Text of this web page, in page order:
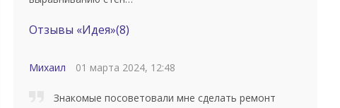
Отзывы «Идея»(8)
Михаил 01 марта 2024, 12:48
Знакомые посоветовали мне сделать ремонт